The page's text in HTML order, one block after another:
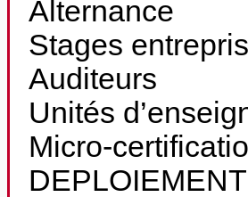
Alternance
Stages
Auditeurs
Unités
Micro-